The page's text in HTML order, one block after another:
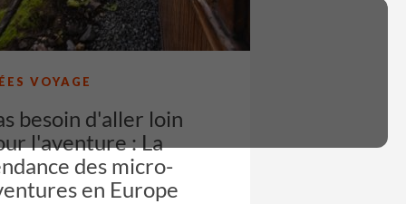
VOYAGE
besoin d'aller loin
l'aventure : La
des micro-
en Europe